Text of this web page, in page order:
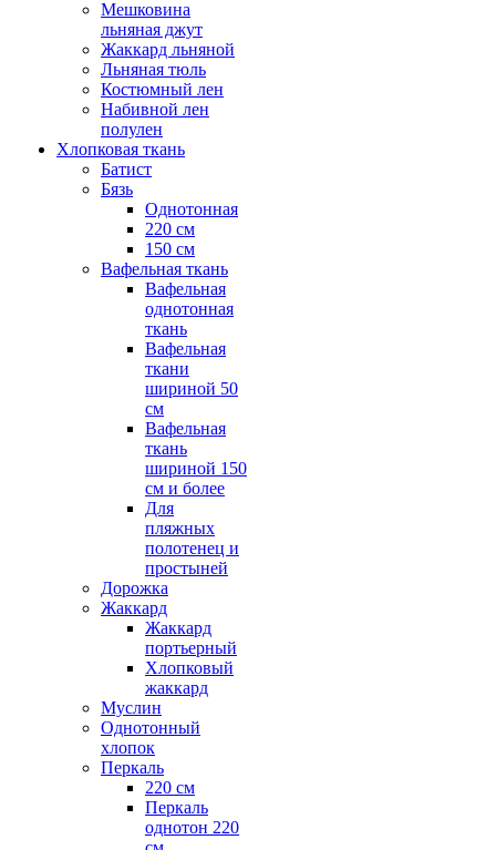
Мешковина
льняная джут
Жаккард льняной
Льняная тюль
Костюмный лен
Набивной лен
полулен
Хлопковая ткань
Батист
Бязь
Однотонная
220 см
150 см
Вафельная ткань
Вафельная
однотонная
ткань
Вафельная
ткани
шириной 50
см
Вафельная
ткань
шириной 150
см и более
Для
пляжных
полотенец и
простыней
Дорожка
Жаккард
Жаккард
портьерный
Хлопковый
жаккард
Муслин
Однотонный
хлопок
Перкаль
220 см
Перкаль
однотон 220